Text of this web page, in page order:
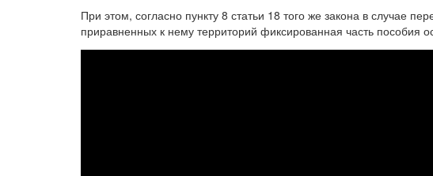
При этом, согласно пункту 8 статьи 18 того же закона в случае
приравненных к нему территорий фиксированная часть пособия